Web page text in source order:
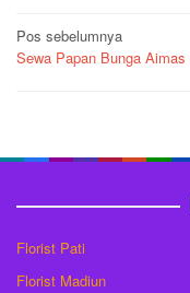
Navigasi
pos
Pos sebelumnya
Sewa Papan Bunga Aimas
Florist Pati
Florist Madiun